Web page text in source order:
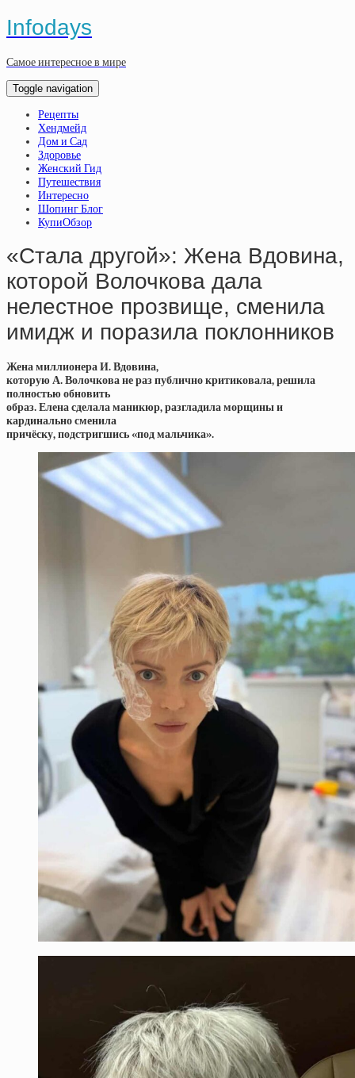
Infodays
Самое интересное в мире
Toggle navigation
Рецепты
Хендмейд
Дом и Сад
Здоровье
Женский Гид
Путешествия
Интересно
Шопинг Блог
КупиОбзор
«Стала другой»: Жена Вдовина,
которой Волочкова дала
нелестное прозвище, сменила
имидж и поразила поклонников
Жена миллионера И. Вдовина,
которую А. Волочкова не раз публично критиковала, решила
полностью обновить
образ. Елена сделала маникюр, разгладила морщины и
кардинально сменила
причёску, подстригшись «под мальчика».